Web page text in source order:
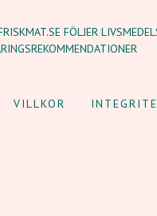
FÖLJER
VILLKOR